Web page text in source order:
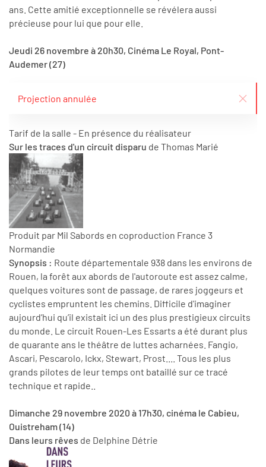
ans. Cette amitié exceptionnelle se révélera aussi
précieuse pour lui que pour elle.
Jeudi 26 novembre à 20h30, Cinéma Le Royal, Pont-
Audemer (27)
Projection annulée
Tarif de la salle - En présence du réalisateur
Sur les traces d'un circuit disparu de Thomas Marié
Produit par Mil Sabords en coproduction France 3
Normandie
Synopsis : Route départementale 938 dans les environs de
Rouen, la forêt aux abords de l'autoroute est assez calme,
quelques voitures sont de passage, de rares joggeurs et
cyclistes empruntent les chemins. Difficile d'imaginer
aujourd’hui qu’il existait ici un des plus prestigieux circuits
du monde. Le circuit Rouen-Les Essarts a été durant plus
de quarante ans le théâtre de luttes acharnées. Fangio,
Ascari, Pescarolo, Ickx, Stewart, Prost.... Tous les plus
grands pilotes de leur temps ont bataillé sur ce tracé
technique et rapide..
Dimanche 29 novembre 2020 à 17h30, cinéma le Cabieu,
Ouistreham (14)
Dans leurs rêves de Delphine Détrie